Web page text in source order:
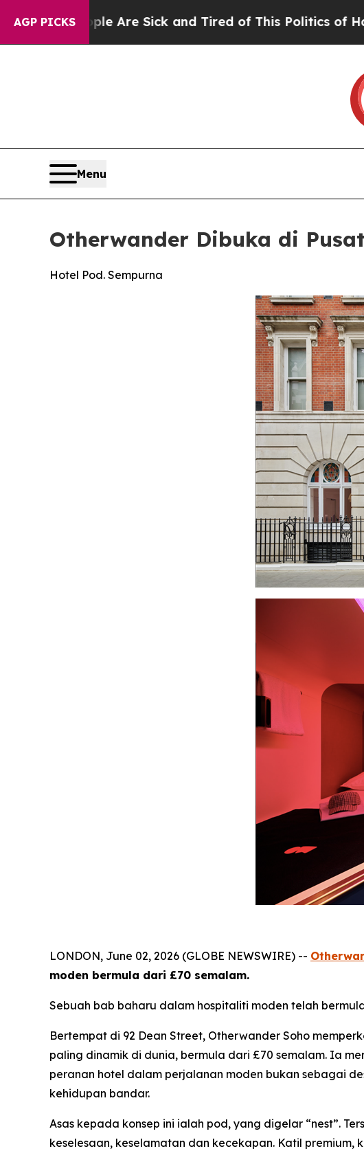
AGP PICKS
Are Sick and Tired of This Politics of Hatred”The
Menu
Otherwander Dibuka di
Hotel Pod. Sempurna
LONDON, June 02, 2026 (GLOBE NEWSWIRE) --
moden bermula dari £70 semalam.
Sebuah bab baharu dalam hospitaliti moden telah
Bertempat di 92 Dean Street, Otherwander Soho
paling dinamik di dunia, bermula dari £70 semalam. Ia
peranan hotel dalam perjalanan moden bukan sebagai
kehidupan bandar.
Asas kepada konsep ini ialah pod, yang digelar “nest”.
keselesaan, keselamatan dan kecekapan. Katil